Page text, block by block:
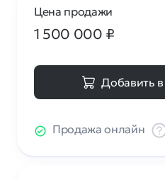
Цена продажи
1 500 000 ₽
Добавить
Продажа онлайн